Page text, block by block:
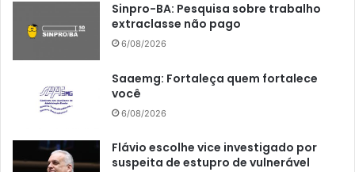
Sinpro-BA: Pesquisa sobre trabalho
extraclasse não pago
6/08/2026
Saaemg: Fortaleça quem fortalece
você
6/08/2026
Flávio escolhe vice investigado por
suspeita de estupro de vulnerável